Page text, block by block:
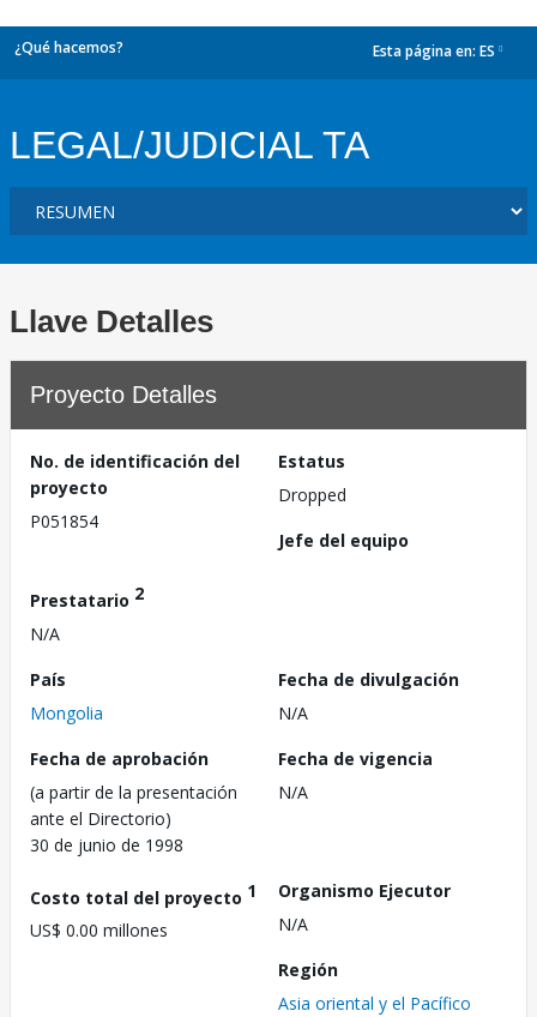
¿Qué hacemos? Esta página en: ES
LEGAL/JUDICIAL TA
Llave Detalles
Proyecto Detalles
No. de identificación del
proyecto
P051854
Estatus
Dropped
Jefe del equipo
Prestatario 2
N/A
País
Mongolia
Fecha de divulgación
N/A
Fecha de aprobación
(a partir de la presentación
ante el Directorio)
30 de junio de 1998
Fecha de vigencia
N/A
Costo total del proyecto 1
US$ 0.00 millones
Organismo Ejecutor
N/A
Región
Asia oriental y el Pacífico